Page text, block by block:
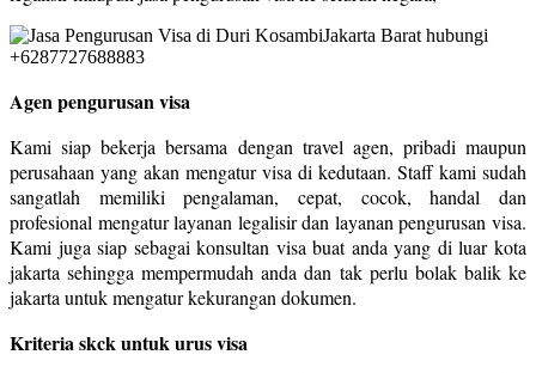
Agen pengurusan visa
Kami siap bekerja bersama dengan travel agen, pribadi maupun
perusahaan yang akan mengatur visa di kedutaan. Staff kami sudah
sangatlah memiliki pengalaman, cepat, cocok, handal dan
profesional mengatur layanan legalisir dan layanan pengurusan visa.
Kami juga siap sebagai konsultan visa buat anda yang di luar kota
jakarta sehingga mempermudah anda dan tak perlu bolak balik ke
jakarta untuk mengatur kekurangan dokumen.
Kriteria skck untuk urus visa